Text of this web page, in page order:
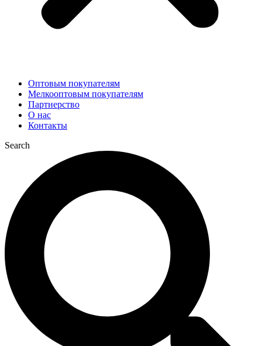
Оптовым покупателям
Мелкооптовым покупателям
Партнерство
О нас
Контакты
Search